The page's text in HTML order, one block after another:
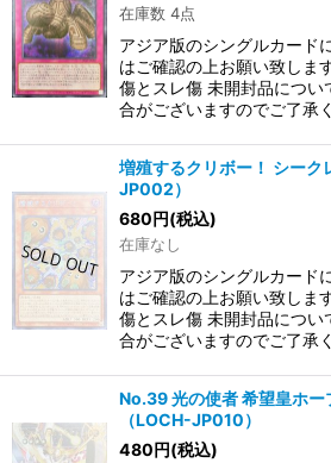
在庫数 4点
アジア版のシングルカード
はご確認の上お願い致しま
傷とスレ傷 未開封品につい
合がございますのでご了承
増殖するクリボー！ シー
JP002）
680円(税込)
在庫なし
アジア版のシングルカード
はご確認の上お願い致しま
傷とスレ傷 未開封品につい
合がございますのでご了承
No.39 光の使者 希望皇ホー
（LOCH-JP010）
480円(税込)